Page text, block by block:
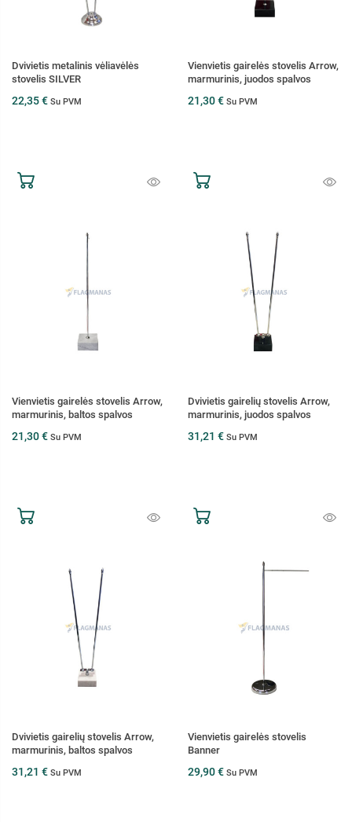
Dvivietis metalinis vėliavėlės
stovelis SILVER
22,35 € Su PVM
Vienvietis gairelės stovelis Arrow,
marmurinis, juodos spalvos
21,30 € Su PVM
Vienvietis gairelės stovelis Arrow,
marmurinis, baltos spalvos
21,30 € Su PVM
Dvivietis gairelių stovelis Arrow,
marmurinis, juodos spalvos
31,21 € Su PVM
Dvivietis gairelių stovelis Arrow,
marmurinis, baltos spalvos
31,21 € Su PVM
Vienvietis gairelės stovelis
Banner
29,90 € Su PVM